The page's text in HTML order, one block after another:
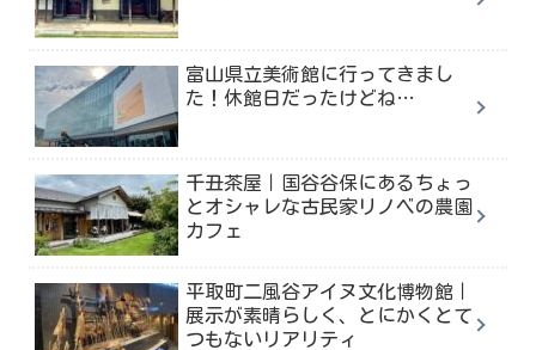
富山県立美術館に行ってきまし
た！休館日だったけどね…
千丑茶屋｜国谷谷保にあるちょっ
とオシャレな古民家リノベの農園
カフェ
平取町二風谷アイヌ文化博物館｜
展示が素晴らしく、とにかくとて
つもないリアリティ